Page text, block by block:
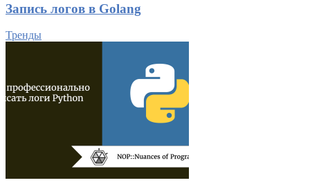
Запись логов в Golang
Тренды